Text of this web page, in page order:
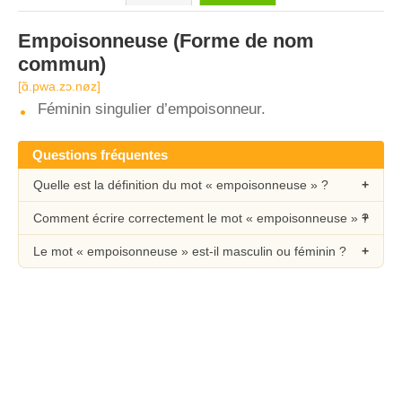
Empoisonneuse (Forme de nom
commun)
[ɑ̃.pwa.zɔ.nøz]
Féminin singulier d’empoisonneur.
Questions fréquentes
Quelle est la définition du mot « empoisonneuse » ?
Comment écrire correctement le mot « empoisonneuse » ?
Le mot « empoisonneuse » est-il masculin ou féminin ?